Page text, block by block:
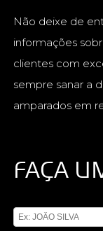
Não deixe de
informações
clientes com
sempre sanar a
amparados em
FAÇA